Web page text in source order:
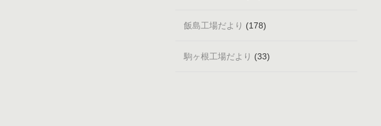
飯島工場だより (178)
駒ヶ根工場だより (33)